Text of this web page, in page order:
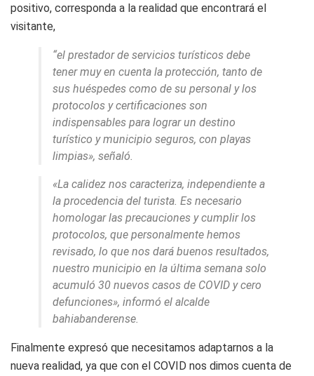
positivo, corresponda a la realidad que encontrará el
visitante,
“el prestador de servicios turísticos debe
tener muy en cuenta la protección, tanto de
sus huéspedes como de su personal y los
protocolos y certificaciones son
indispensables para lograr un destino
turístico y municipio seguros, con playas
limpias», señaló.
«La calidez nos caracteriza, independiente a
la procedencia del turista. Es necesario
homologar las precauciones y cumplir los
protocolos, que personalmente hemos
revisado, lo que nos dará buenos resultados,
nuestro municipio en la última semana solo
acumuló 30 nuevos casos de COVID y cero
defunciones», informó el alcalde
bahiabanderense.
Finalmente expresó que necesitamos adaptarnos a la
nueva realidad, ya que con el COVID nos dimos cuenta de